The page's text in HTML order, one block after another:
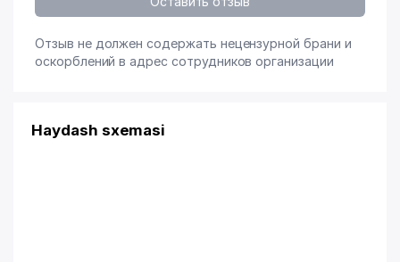
Отзыв не должен содержать нецензурной брани и
оскорблений в адрес сотрудников организации
Haydash sxemasi